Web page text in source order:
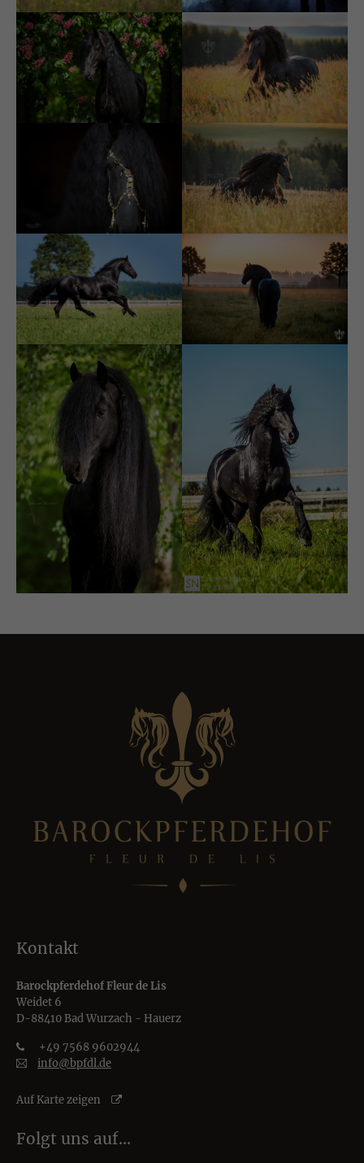
Kontakt
Barockpferdehof Fleur de Lis
Weidet 6
D-88410 Bad Wurzach - Hauerz
+49 7568 9602944
info@bpfdl.de
Auf Karte zeigen
Folgt uns auf…